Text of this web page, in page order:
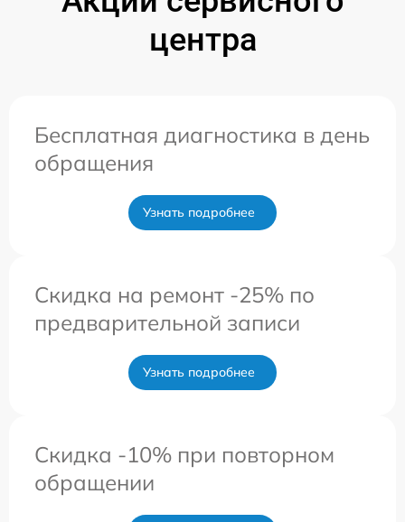
центра
Бесплатная диагностика в день
обращения
Узнать подробнее
Скидка на ремонт -25% по
предварительной записи
Узнать подробнее
Скидка -10% при повторном
обращении